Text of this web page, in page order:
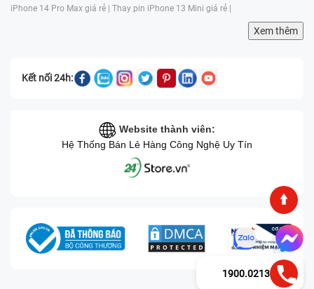
iPhone 14 Pro Max giá rẻ | Thay pin iPhone 13 Mini giá rẻ |
Xem thêm
Kết nối 24h:
Website thành viên:
Hệ Thống Bán Lẻ Hàng Công Nghệ Uy Tín
1900.0213